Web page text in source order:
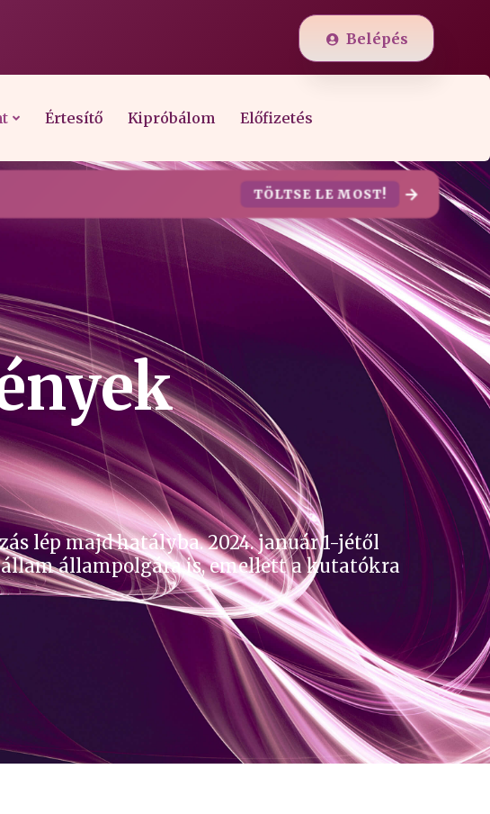
Belépés
Értesítő Kipróbálom Előfizetés
TÖLTSE LE MOST!
lép majd hatályba. 2024. január 1-jétől
állampolgára is, emellett a kutatókra